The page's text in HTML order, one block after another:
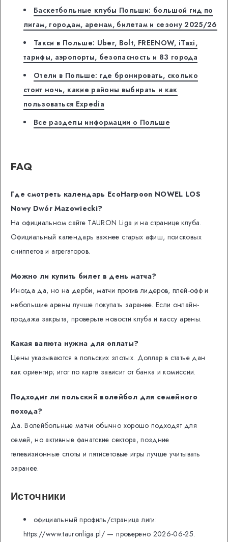
Баскетбольные клубы Польши: большой гид по
лигам, городам, аренам, билетам и сезону 2025/26
Такси в Польше: Uber, Bolt, FREENOW, iTaxi,
тарифы, аэропорты, безопасность и 83 города
Отели в Польше: где бронировать, сколько
стоит ночь, какие районы выбирать и как
пользоваться Expedia
Все разделы информации о Польше
FAQ
Где смотреть календарь EcoHarpoon NOWEL LOS
Nowy Dwór Mazowiecki?
На официальном сайте TAURON Liga и на странице клуба.
Официальный календарь важнее старых афиш, поисковых
сниппетов и агрегаторов.
Можно ли купить билет в день матча?
Иногда да, но на дерби, матчи против лидеров, плей-офф и
небольшие арены лучше покупать заранее. Если онлайн-
продажа закрыта, проверьте новости клуба и кассу арены.
Какая валюта нужна для оплаты?
Цены указываются в польских злотых. Доллар в статье дан
как ориентир; итог по карте зависит от банка и комиссии.
Подходит ли польский волейбол для семейного
похода?
Да. Волейбольные матчи обычно хорошо подходят для
семей, но активные фанатские сектора, поздние
телевизионные слоты и пятисетовые игры лучше учитывать
заранее.
Источники
официальный профиль/страница лиги:
https://www.tauronliga.pl/ — проверено 2026-06-25.